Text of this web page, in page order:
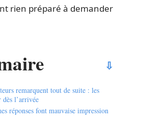
rien préparé à demander
remarquent tout de suite : les
l’arrivée
réponses font mauvaise impression